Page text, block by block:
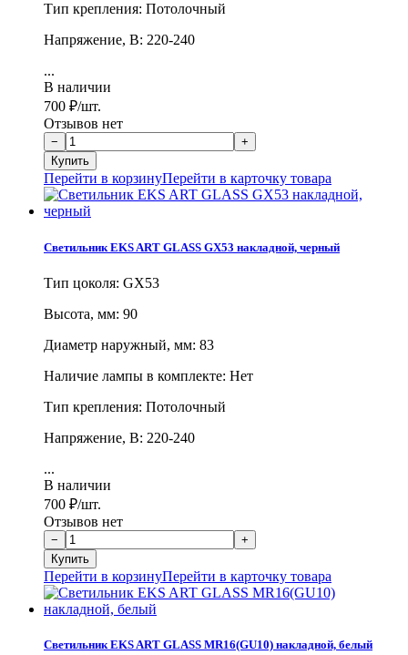
Тип крепления: Потолочный
Напряжение, В: 220-240
...
В наличии
700 ₽/шт.
Отзывов нет
Перейти в корзинуПерейти в карточку товара
Светильник EKS ART GLASS GX53 накладной, черный
Тип цоколя: GX53
Высота, мм: 90
Диаметр наружный, мм: 83
Наличие лампы в комплекте: Нет
Тип крепления: Потолочный
Напряжение, В: 220-240
...
В наличии
700 ₽/шт.
Отзывов нет
Перейти в корзинуПерейти в карточку товара
Светильник EKS ART GLASS MR16(GU10) накладной, белый